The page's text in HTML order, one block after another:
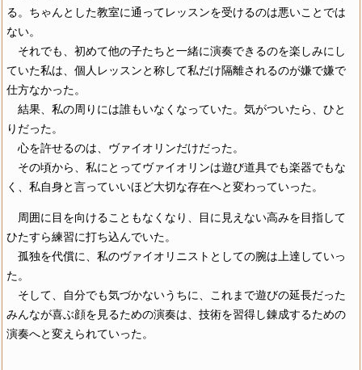
る。ちゃんとした教室に通ってレッスンを受けるのは悪いことでは
ない。
それでも、初めて他の子たちと一緒に演奏できるのを楽しみにし
ていた私は、個人レッスンと称して私だけ隔離されるのが嫌で嫌で
仕方なかった。
結果、私の周りには誰もいなくなっていた。気がついたら、ひと
りだった。
心を許せるのは、ヴァイオリンだけだった。
その頃から、私にとってヴァイオリンは遊び道具でも楽器でもな
く、私自身と言っていいほど大切な存在へと変わっていった。
周囲に目を向けることもなくなり、目に見えない高みを目指して
ひたすら練習に打ち込んでいた。
孤独を代償に、私のヴァイオリニストとしての腕は上達していっ
た。
そして、自分でも気づかないうちに、これまで遊びの延長だった
みんなが喜ぶ顔を見るための演奏は、技術を習得し錬成するための
演奏へと変えられていった。